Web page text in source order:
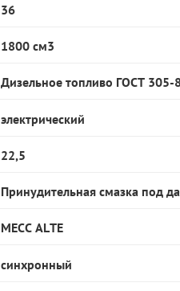
36
1800 см3
Дизельное топливо ГОСТ 305-
электрический
22,5
Принудительная смазка под
MECC ALTE
синхронный